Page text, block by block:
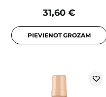
31,60 €
PIEVIENOT GROZAM